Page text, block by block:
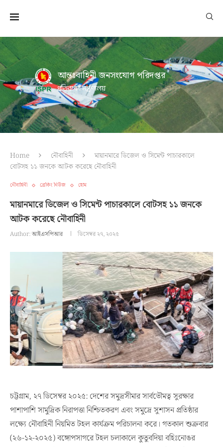
আন্তঃবাহিনী জনসংযোগ পরিদপ্তর
প্রতিরক্ষা মন্ত্রণালয়
Home নৌবাহিনী
মায়ানমারে ডিজেল ও সিমেন্ট পাচারকালে
বোটসহ ১১ জনকে আটক করেছে নৌবাহিনী
নৌবাহিনী ব্রেকিং নিউজ হোম
মায়ানমারে ডিজেল ও সিমেন্ট পাচারকালে বোটসহ ১১ জনকে
আটক করেছে নৌবাহিনী
Author:আইএসপিআর ডিসেম্বর ২৭, ২০২৫
চট্টগ্রাম, ২৭ ডিসেম্বর ২০২৫: দেশের সমুদ্রসীমার সার্বভৌমত্ব সুরক্ষার
পাশাপাশি সামুদ্রিক নিরাপত্তা নিশ্চিতকরণ এবং সমুদ্রে সুশাসন প্রতিষ্ঠার
লক্ষ্যে নৌবাহিনী নিয়মিত টহল কার্যক্রম পরিচালনা করে। গতকাল শুক্রবার
(২৬-১২-২০২৫) বঙ্গোপসাগরে টহল চলাকালে কুতুবদিয়া বহিঃনোঙর